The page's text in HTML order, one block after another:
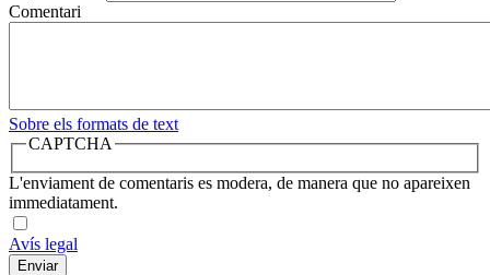
Comentari
Sobre els formats de text
CAPTCHA
L'enviament de comentaris es modera, de manera que no apareixen
immediatament.
Avís legal